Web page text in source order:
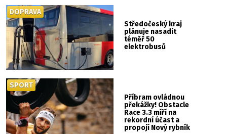
Středočeský kraj
plánuje nasadit
téměř 50
elektrobusů
DOPRAVA
Příbram ovládnou
překážky! Obstacle
Race 3.3 míří na
rekordní účast a
propojí Nový rybník
SPORT